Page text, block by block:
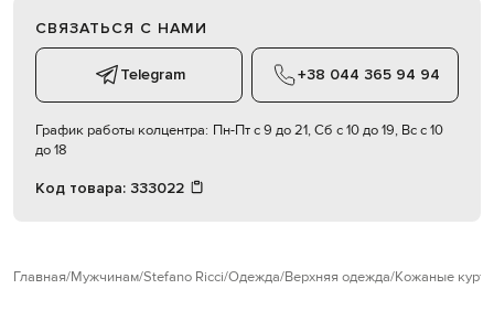
СВЯЗАТЬСЯ С НАМИ
Telegram +38 044 365 94 94
График работы колцентра: Пн-Пт с 9 до 21, Сб с 10 до 19, Вс с 10
до 18
Код товара: 333022
Главная Мужчинам Stefano Ricci Одежда Верхняя одежда Кожаные